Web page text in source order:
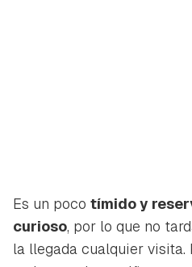
Es un poco tímido y
curioso, por lo que no
la llegada cualquier